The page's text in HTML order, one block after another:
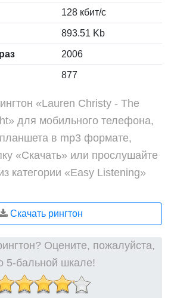
128 кбит/с
893.51 Kb
2006
877
«Lauren Christy - The
для мобильного телефона,
в mp3 формате,
«Скачать» или прослушайте
категории «Easy Listening»
Скачать рингтон
Оцените, пожалуйста,
5-бальной шкале!